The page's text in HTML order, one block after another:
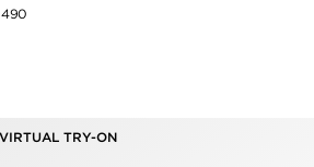
VIRTUAL TRY-ON